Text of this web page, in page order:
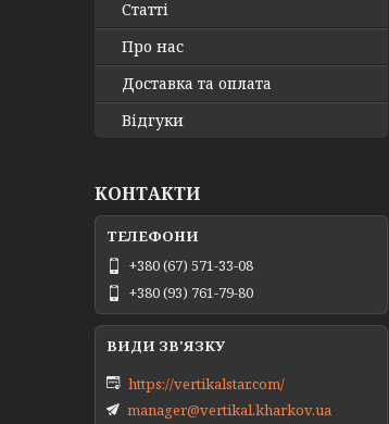
Статті
Про нас
Доставка та оплата
Відгуки
КОНТАКТИ
+380 (67) 571-33-08
+380 (93) 761-79-80
https://vertikalstar.com/
manager@vertikal.kharkov.ua